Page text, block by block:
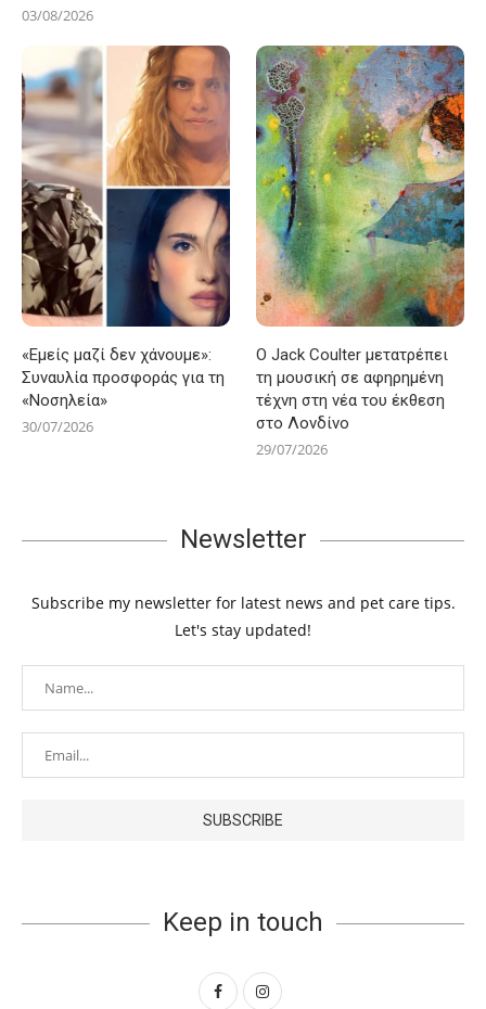
03/08/2026
«Εμείς μαζί δεν χάνουμε»:
Συναυλία προσφοράς για τη
«Νοσηλεία»
30/07/2026
Ο Jack Coulter μετατρέπει
τη μουσική σε αφηρημένη
τέχνη στη νέα του έκθεση
στο Λονδίνο
29/07/2026
Newsletter
Subscribe my newsletter for latest news and pet care tips.
Let's stay updated!
Keep in touch